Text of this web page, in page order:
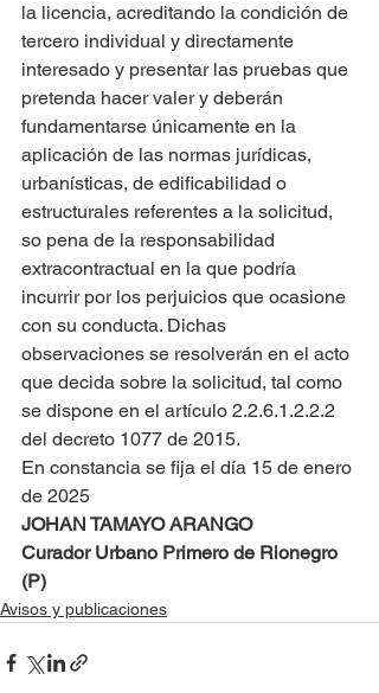
la licencia, acreditando la condición de
tercero individual y directamente
interesado y presentar las pruebas que
pretenda hacer valer y deberán
fundamentarse únicamente en la
aplicación de las normas jurídicas,
urbanísticas, de edificabilidad o
estructurales referentes a la solicitud,
so pena de la responsabilidad
extracontractual en la que podría
incurrir por los perjuicios que ocasione
con su conducta. Dichas
observaciones se resolverán en el acto
que decida sobre la solicitud, tal como
se dispone en el artículo 2.2.6.1.2.2.2
del decreto 1077 de 2015.
En constancia se fija el día 15 de enero
de 2025
JOHAN TAMAYO ARANGO
Curador Urbano Primero de Rionegro
(P)
Avisos y publicaciones